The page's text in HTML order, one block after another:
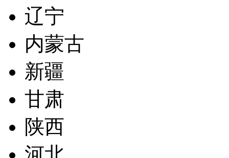
辽宁
内蒙古
新疆
甘肃
陕西